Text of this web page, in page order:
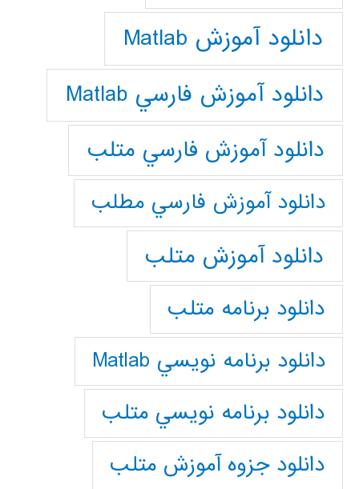
دانلود آموزش Matlab
دانلود آموزش فارسي Matlab
دانلود آموزش فارسي متلب
دانلود آموزش فارسي مطلب
دانلود آموزش متلب
دانلود برنامه متلب
دانلود برنامه نويسي Matlab
دانلود برنامه نويسي متلب
دانلود جزوه آموزش متلب